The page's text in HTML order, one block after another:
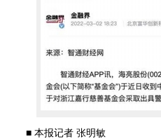
■ 本报记者 张明敏